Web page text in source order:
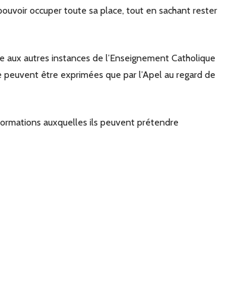
occuper toute sa place, tout en sachant rester
autres instances de l’Enseignement Catholique
être exprimées que par l’Apel au regard de
auxquelles ils peuvent prétendre